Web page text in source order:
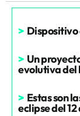
> Dispositivo
> Un
evolutiva del
> Estas son
eclipse del